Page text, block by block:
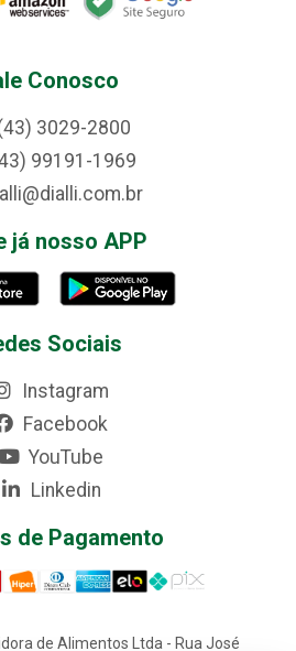
Conosco
3029-2800
99191-1969
já nosso APP
Sociais
Instagram
Facebook
YouTube
Linkedin
de Pagamento
de Alimentos Ltda - Rua José